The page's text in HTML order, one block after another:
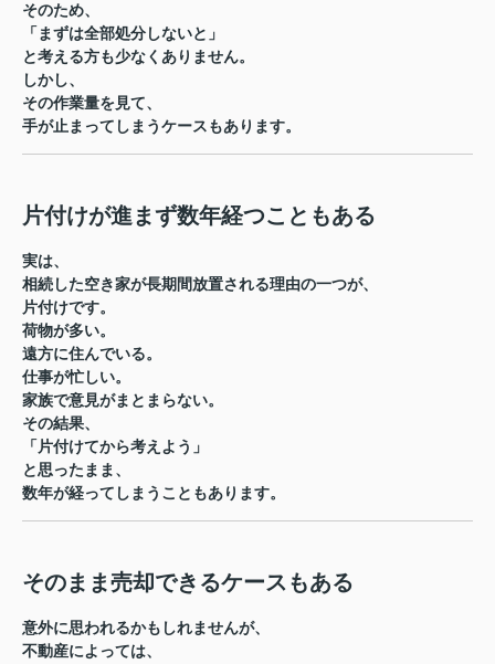
そのため、
「まずは全部処分しないと」
と考える方も少なくありません。
しかし、
その作業量を見て、
手が止まってしまうケースもあります。
片付けが進まず数年経つこともある
実は、
相続した空き家が長期間放置される理由の一つが、
片付けです。
荷物が多い。
遠方に住んでいる。
仕事が忙しい。
家族で意見がまとまらない。
その結果、
「片付けてから考えよう」
と思ったまま、
数年が経ってしまうこともあります。
そのまま売却できるケースもある
意外に思われるかもしれませんが、
不動産によっては、